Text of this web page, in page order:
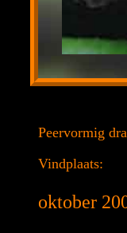
Peervormig
Vindplaats:
oktober